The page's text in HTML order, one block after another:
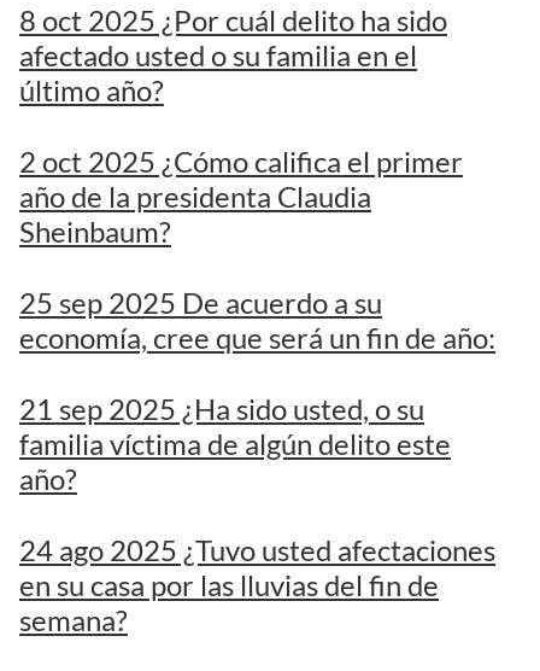
8 oct 2025 ¿Por cuál delito ha sido
afectado usted o su familia en el
último año?
2 oct 2025 ¿Cómo califica el primer
año de la presidenta Claudia
Sheinbaum?
25 sep 2025 De acuerdo a su
economía, cree que será un fin de año:
21 sep 2025 ¿Ha sido usted, o su
familia víctima de algún delito este
año?
24 ago 2025 ¿Tuvo usted afectaciones
en su casa por las lluvias del fin de
semana?